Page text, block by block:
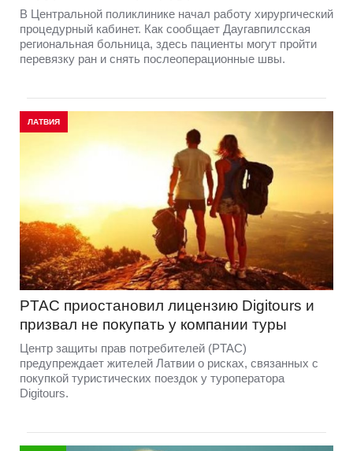
В Центральной поликлинике начал работу хирургический
процедурный кабинет. Как сообщает Даугавпилсская
региональная больница, здесь пациенты могут пройти
перевязку ран и снять послеоперационные швы.
ЛАТВИЯ
PTAC приостановил лицензию Digitours и
призвал не покупать у компании туры
Центр защиты прав потребителей (PTAC)
предупреждает жителей Латвии о рисках, связанных с
покупкой туристических поездок у туроператора
Digitours.